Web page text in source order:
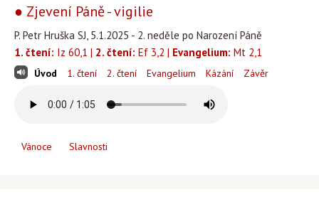
● Zjevení Páně - vigilie
P. Petr Hruška SJ, 5.1.2025 - 2. neděle po Narození Páně
1. čtení: Iz 60,1 | 2. čtení: Ef 3,2 | Evangelium: Mt 2,1
Úvod 1. čtení 2. čtení Evangelium Kázání Závěr
Vánoce Slavnosti